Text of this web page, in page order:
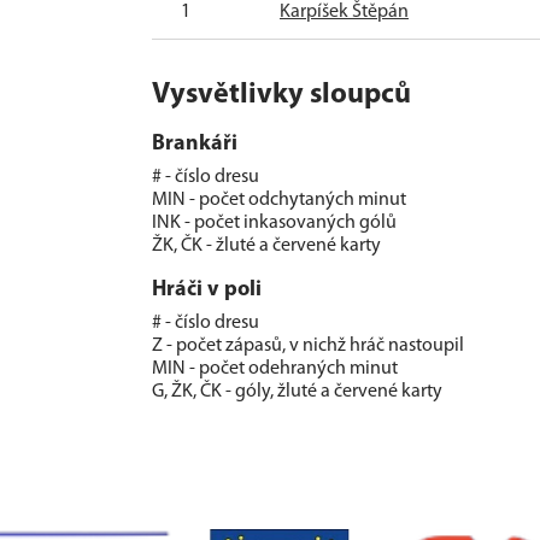
1 Karpíšek Štěpán
Vysvětlivky sloupců
Brankáři
# - číslo dresu
MIN - počet odchytaných minut
INK - počet inkasovaných gólů
ŽK, ČK - žluté a červené karty
Hráči v poli
# - číslo dresu
Z - počet zápasů, v nichž hráč nastoupil
MIN - počet odehraných minut
G, ŽK, ČK - góly, žluté a červené karty